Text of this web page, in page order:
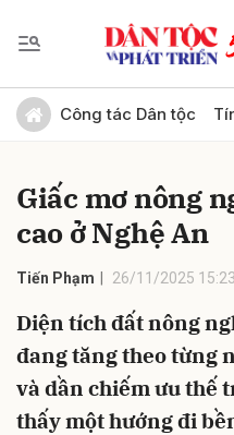
Công tác Dân tộc
Giấc mơ nông
cao ở Nghệ An
Tiến Phạm 26/11/2025 15:23
Diện tích đất nông
đang tăng theo từng
và dần chiếm ưu thế
thấy một hướng đi
Gửi bình luận